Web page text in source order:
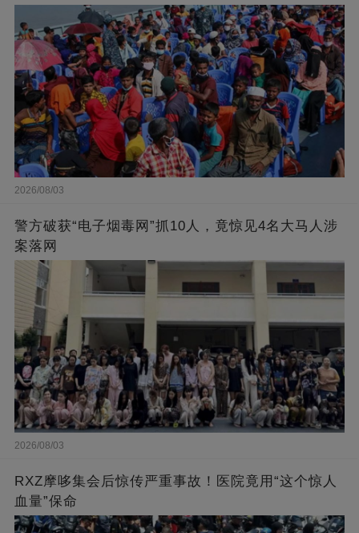
2026/08/03
警方破获“电子烟毒网”抓10人，竟惊见4名大马人涉
案落网
2026/08/03
RXZ摩哆集会后惊传严重事故！医院竟用“这个惊人
血量”保命